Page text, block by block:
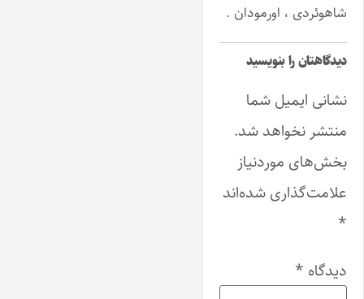
شاهوئردی ، اورمودان .
دیدگاهتان را بنویسید
نشانی ایمیل شما
منتشر نخواهد شد.
بخش‌های موردنیاز
علامت‌گذاری شده‌اند
*
دیدگاه*